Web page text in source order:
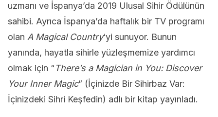
uzmanı ve İspanya’da 2019 Ulusal Sihir Ödülünün
sahibi. Ayrıca İspanya’da haftalık bir TV programı
olan A Magical Country‘yi sunuyor. Bunun
yanında, hayatla sihirle yüzleşmemize yardımcı
olmak için “There’s a Magician in You: Discover
Your Inner Magic” (İçinizde Bir Sihirbaz Var:
İçinizdeki Sihri Keşfedin) adlı bir kitap yayınladı.